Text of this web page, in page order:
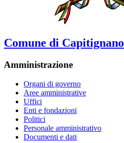
Comune di Capitignano
Amministrazione
Organi di governo
Aree amministrative
Uffici
Enti e fondazioni
Politici
Personale amministrativo
Documenti e dati